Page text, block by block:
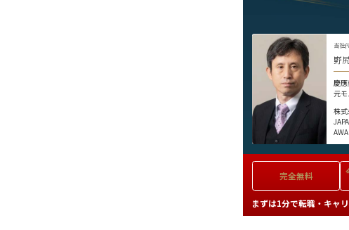
当社
野
慶
元
株
完全無料
まずは1分で転職・キャ